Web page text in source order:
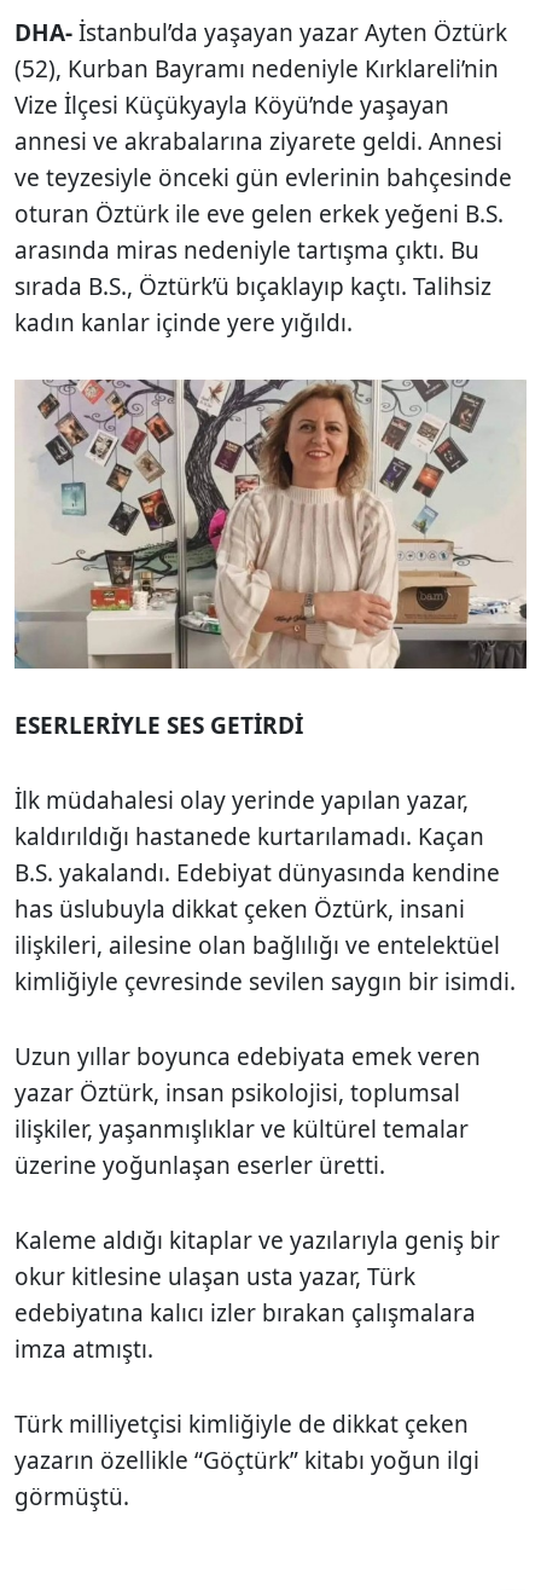
DHA-İstanbul’da yaşayan yazar Ayten Öztürk
(52), Kurban Bayramı nedeniyle Kırklareli’nin
Vize İlçesi Küçükyayla Köyü’nde yaşayan
annesi ve akrabalarına ziyarete geldi. Annesi
ve teyzesiyle önceki gün evlerinin bahçesinde
oturan Öztürk ile eve gelen erkek yeğeni B.S.
arasında miras nedeniyle tartışma çıktı. Bu
sırada B.S., Öztürk’ü bıçaklayıp kaçtı. Talihsiz
kadın kanlar içinde yere yığıldı.
ESERLERİYLE SES GETİRDİ
İlk müdahalesi olay yerinde yapılan yazar,
kaldırıldığı hastanede kurtarılamadı. Kaçan
B.S. yakalandı. Edebiyat dünyasında kendine
has üslubuyla dikkat çeken Öztürk, insani
ilişkileri, ailesine olan bağlılığı ve entelektüel
kimliğiyle çevresinde sevilen saygın bir isimdi.
Uzun yıllar boyunca edebiyata emek veren
yazar Öztürk, insan psikolojisi, toplumsal
ilişkiler, yaşanmışlıklar ve kültürel temalar
üzerine yoğunlaşan eserler üretti.
Kaleme aldığı kitaplar ve yazılarıyla geniş bir
okur kitlesine ulaşan usta yazar, Türk
edebiyatına kalıcı izler bırakan çalışmalara
imza atmıştı.
Türk milliyetçisi kimliğiyle de dikkat çeken
yazarın özellikle “Göçtürk” kitabı yoğun ilgi
görmüştü.